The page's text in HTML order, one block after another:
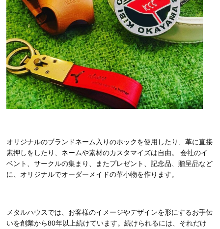
オリジナルのブランドネーム入りのホックを使用したり、革に直接
素押しをしたり、ネームや素材のカスタマイズは自由。 会社のイ
ベント、サークルの集まり、またプレゼント、記念品、贈呈品など
に、オリジナルでオーダーメイドの革小物を作ります。
メタルハウスでは、お客様のイメージやデザインを形にするお手伝
いを創業から80年以上続けています。続けられるには、それだけ